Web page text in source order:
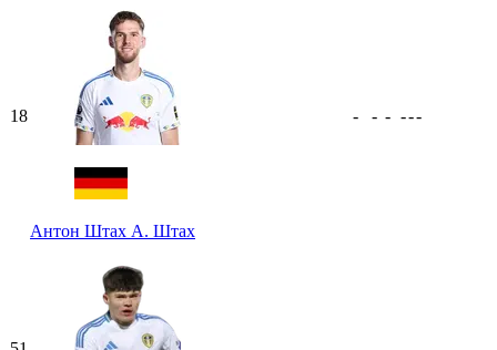
18
Антон Штах А. Штах
- - - ---